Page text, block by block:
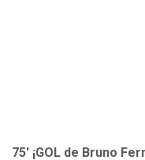
75' ¡GOL de Bruno